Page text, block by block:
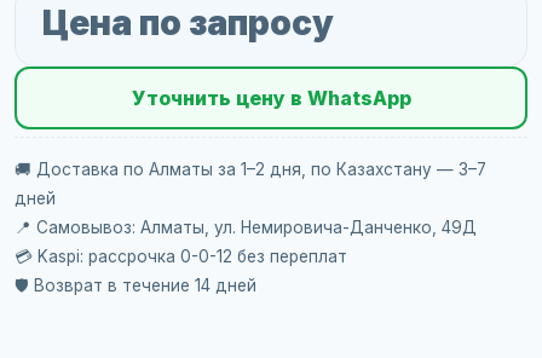
Цена по запросу
Уточнить цену в WhatsApp
🚚 Доставка по Алматы за 1–2 дня, по Казахстану — 3–7
дней
📍 Самовывоз: Алматы, ул. Немировича-Данченко, 49Д
💳 Kaspi: рассрочка 0-0-12 без переплат
🛡️ Возврат в течение 14 дней